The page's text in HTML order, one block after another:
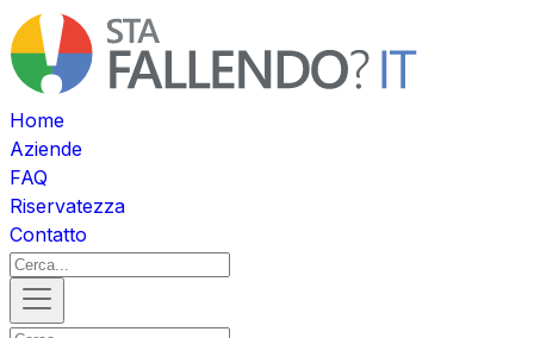
Home
Aziende
FAQ
Riservatezza
Contatto